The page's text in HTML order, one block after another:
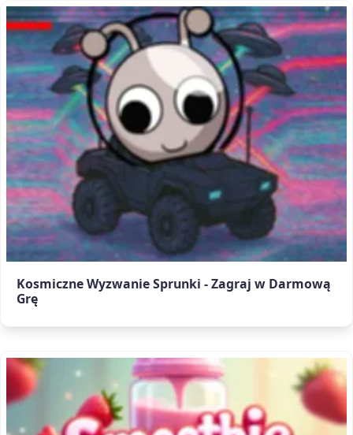
Kosmiczne Wyzwanie Sprunki - Zagraj w Darmową
Grę